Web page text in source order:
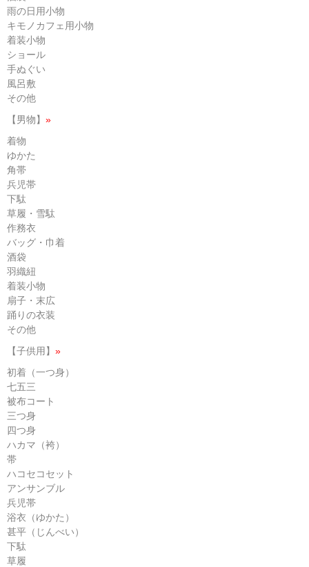
雨の日用小物
キモノカフェ用小物
着装小物
ショール
手ぬぐい
風呂敷
その他
【男物】 »
着物
ゆかた
角帯
兵児帯
下駄
草履・雪駄
作務衣
バッグ・巾着
酒袋
羽織紐
着装小物
扇子・末広
踊りの衣装
その他
【子供用】 »
初着（一つ身）
七五三
被布コート
三つ身
四つ身
ハカマ（袴）
帯
ハコセコセット
アンサンブル
兵児帯
浴衣（ゆかた）
甚平（じんべい）
下駄
草履